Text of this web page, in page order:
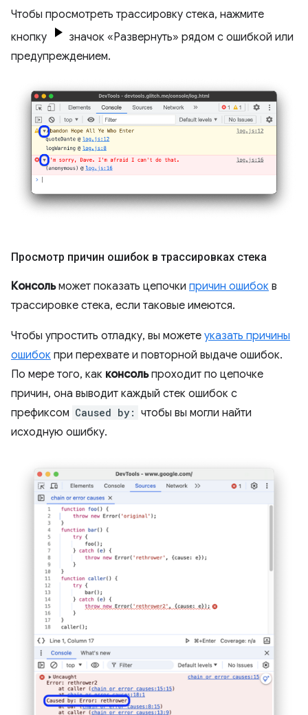
Чтобы просмотреть трассировку стека, нажмите
кнопку
значок «Развернуть» рядом с ошибкой или
предупреждением.
Просмотр причин ошибок в трассировках стека
Консольможет показать цепочки причин ошибок в
трассировке стека, если таковые имеются.
Чтобы упростить отладку, вы можете указать причины
ошибок при перехвате и повторной выдаче ошибок.
По мере того, как консольпроходит по цепочке
причин, она выводит каждый стек ошибок с
префиксом Caused by: чтобы вы могли найти
исходную ошибку.